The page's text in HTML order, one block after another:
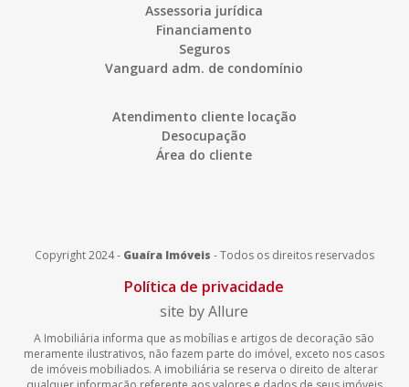
Assessoria jurídica
Financiamento
Seguros
Vanguard adm. de condomínio
Atendimento cliente locação
Desocupação
Área do cliente
Copyright 2024 - Guaíra Imóveis -Todos os direitos reservados
Política de privacidade
site by Allure
A Imobiliária informa que as mobílias e artigos de decoração são
meramente ilustrativos, não fazem parte do imóvel, exceto nos casos
de imóveis mobiliados. A imobiliária se reserva o direito de alterar